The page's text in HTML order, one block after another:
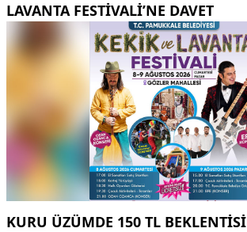
LAVANTA FESTIVALI’NE DAVET
KURU ÜZÜMDE 150 TL BEKLENTISI